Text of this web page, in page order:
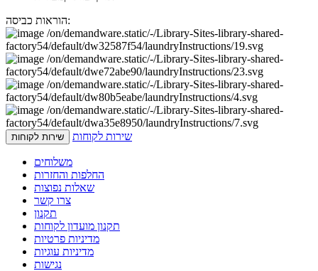
הוראות כביסה:
שירות לקוחות שירות לקוחות
משלוחים
החלפות והחזרות
שאלות נפוצות
צרו קשר
תקנון
תקנון מועדון לקוחות
מדיניות פרטיות
מדיניות עוגיות
נגישות